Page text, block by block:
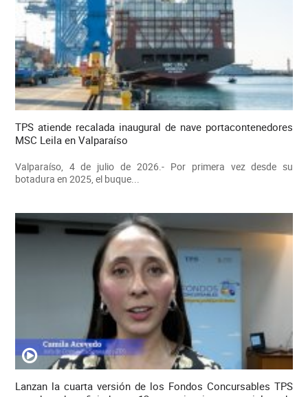
TPS atiende recalada inaugural de nave portacontenedores
MSC Leila en Valparaíso
Valparaíso, 4 de julio de 2026.- Por primera vez desde su
botadura en 2025, el buque...
Lanzan la cuarta versión de los Fondos Concursables TPS